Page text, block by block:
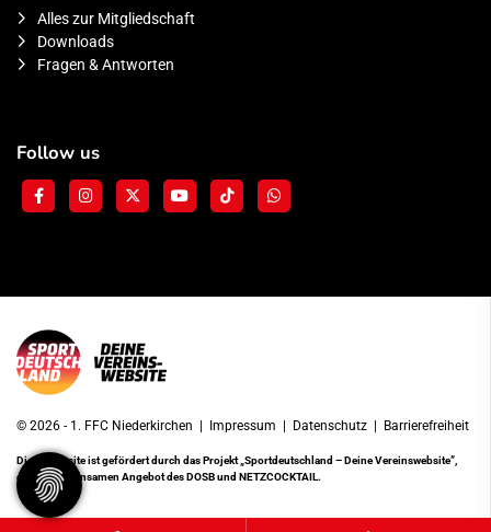
Alles zur Mitgliedschaft
Downloads
Fragen & Antworten
Follow us
© 2026 - 1. FFC Niederkirchen | Impressum | Datenschutz | Barrierefreiheit
Diese Website ist gefördert durch das Projekt„Sportdeutschland – Deine Vereinswebsite”,
einem gemeinsamen Angebot des DOSB und NETZCOCKTAIL.